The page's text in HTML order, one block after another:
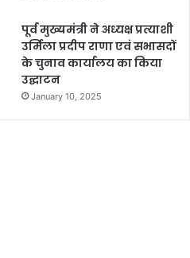
पूर्व मुख्यमंत्री ने अध्यक्ष प्रत्याशी
उर्मिला प्रदीप राणा एवं सभासदों
के चुनाव कार्यालय का किया
उद्घाटन
January 10, 2025